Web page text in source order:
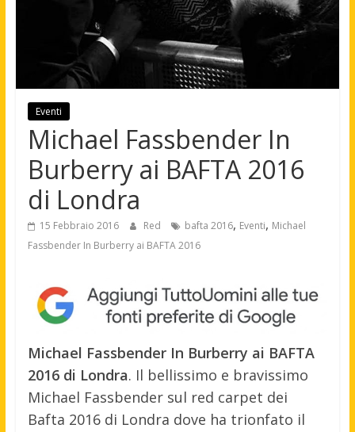
Eventi
Michael Fassbender In
Burberry ai BAFTA 2016
di Londra
15 Febbraio 2016 Red bafta 2016, Eventi, Michael
Fassbender In Burberry ai BAFTA 2016
Michael Fassbender In Burberry ai BAFTA
2016 di Londra. Il bellissimo e bravissimo
Michael Fassbender sul red carpet dei
Bafta 2016 di Londra dove ha trionfato il